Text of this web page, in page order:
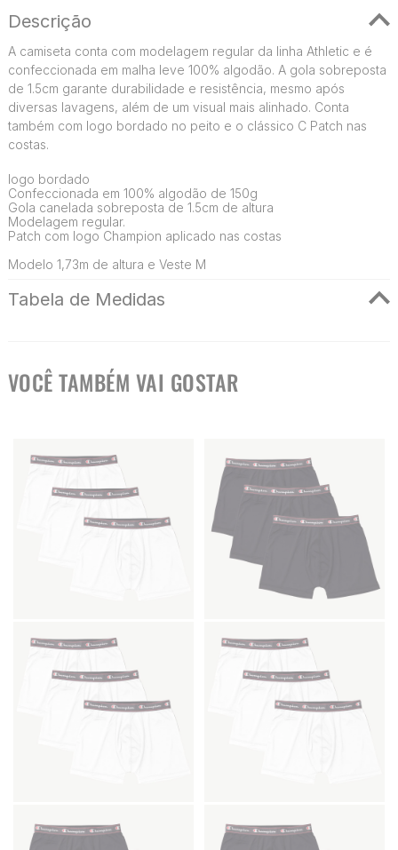
Descrição
A camiseta conta com modelagem regular da linha Athletic e é
confeccionada em malha leve 100% algodão. A gola sobreposta
de 1.5cm garante durabilidade e resistência, mesmo após
diversas lavagens, além de um visual mais alinhado. Conta
também com logo bordado no peito e o clássico C Patch nas
costas.
logo bordado
Confeccionada em 100% algodão de 150g
Gola canelada sobreposta de 1.5cm de altura
Modelagem regular.
Patch com logo Champion aplicado nas costas
Modelo 1,73m de altura e Veste M
Tabela de Medidas
VOCÊ TAMBÉM VAI GOSTAR